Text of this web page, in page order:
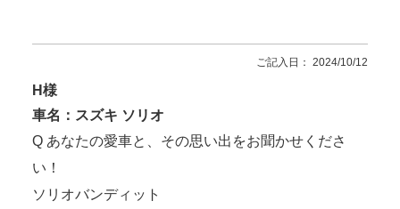
ご記入日： 2024/10/12
H様
車名：スズキ ソリオ
Q あなたの愛車と、その思い出をお聞かせくださ
い！
ソリオバンディット